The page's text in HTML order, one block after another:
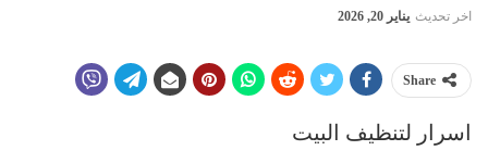
اخر تحديث يناير 20, 2026
Share
اسرار لتنظيف البيت